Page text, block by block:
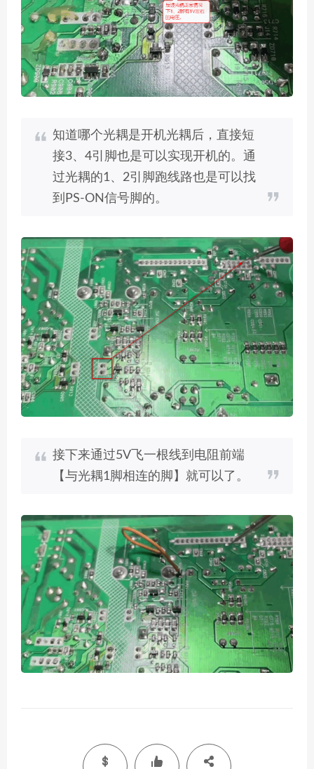
知道哪个光耦是开机光耦后，直接短
接3、4引脚也是可以实现开机的。通
过光耦的1、2引脚跑线路也是可以找
到PS-ON信号脚的。
接下来通过5V飞一根线到电阻前端
【与光耦1脚相连的脚】就可以了。